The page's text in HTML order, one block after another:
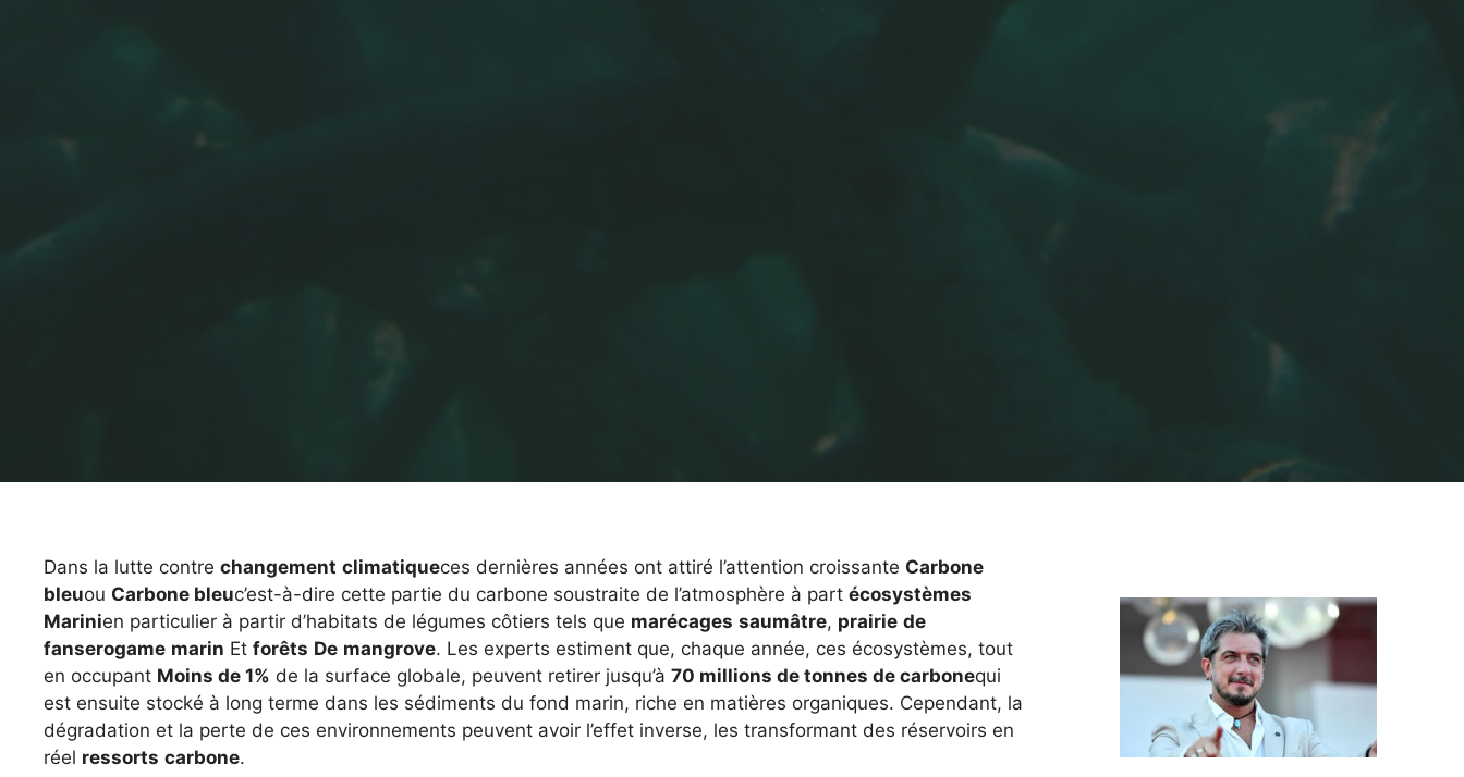
Dans la lutte contre changement climatiqueces dernières années ont attiré l’attention croissante Carbone
bleuou Carbone bleuc’est-à-dire cette partie du carbone soustraite de l’atmosphère à part écosystèmes
Marinien particulier à partir d’habitats de légumes côtiers tels que marécages saumâtre, prairie de
fanserogame marin Et forêts De mangrove. Les experts estiment que, chaque année, ces écosystèmes, tout
en occupant Moins de 1% de la surface globale, peuvent retirer jusqu’à 70 millions de tonnes de carbonequi
est ensuite stocké à long terme dans les sédiments du fond marin, riche en matières organiques. Cependant, la
dégradation et la perte de ces environnements peuvent avoir l’effet inverse, les transformant des réservoirs en
réel ressorts carbone.